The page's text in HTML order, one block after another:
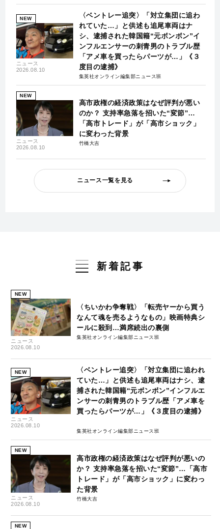
NEW
ニュース
2026.08.10
〈ベントレー追突〉「対立集団に追わ
れていた…」と供述も追尾車両はナ
シ、逮捕された韓国籍“元ボンボン”イ
ンフルエンサーの刺青男のトラブル歴
「アメ車を買ったらパーツが…」《３
度目の逮捕》
集英社オンライン編集部ニュース班
NEW
ニュース
2026.08.10
高市政権の経済政策はなぜ評判が悪い
のか？ 支持率急落を招いた“変節”…
「高市トレード」が「高市ショック」
に変わった背景
竹橋大吉
ニュース一覧を見る
新着記事
NEW
ニュース
2026.08.10
〈ちいかわ争奪戦〉「転売ヤーから買う
なんて魂を売るようなもの」映画特典シ
ールに殺到…満席続出の裏側
集英社オンライン編集部ニュース班
NEW
ニュース
2026.08.10
〈ベントレー追突〉「対立集団に追われ
ていた…」と供述も追尾車両はナシ、逮
捕された韓国籍“元ボンボン”インフルエ
ンサーの刺青男のトラブル歴「アメ車を
買ったらパーツが…」《３度目の逮捕》
集英社オンライン編集部ニュース班
NEW
ニュース
2026.08.10
高市政権の経済政策はなぜ評判が悪いの
か？ 支持率急落を招いた“変節”…「高市
トレード」が「高市ショック」に変わっ
た背景
竹橋大吉
NEW